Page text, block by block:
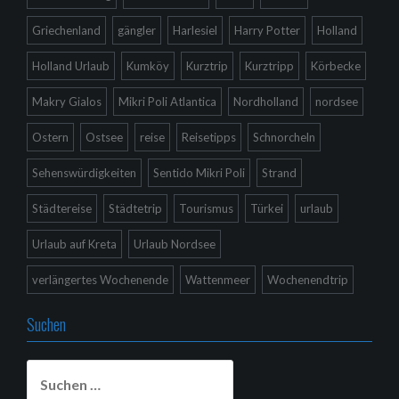
Griechenland gängler Harlesiel Harry Potter Holland
Holland Urlaub Kumköy Kurztrip Kurztripp Körbecke
Makry Gialos Mikri Poli Atlantica Nordholland nordsee
Ostern Ostsee reise Reisetipps Schnorcheln
Sehenswürdigkeiten Sentido Mikri Poli Strand
Städtereise Städtetrip Tourismus Türkei urlaub
Urlaub auf Kreta Urlaub Nordsee
verlängertes Wochenende Wattenmeer Wochenendtrip
Suchen
nach: